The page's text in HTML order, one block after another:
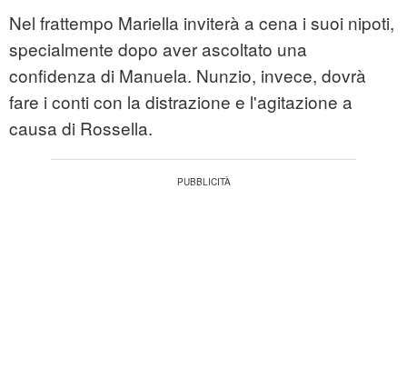
Nel frattempo Mariella inviterà a cena i suoi nipoti,
specialmente dopo aver ascoltato una
confidenza di Manuela. Nunzio, invece, dovrà
fare i conti con la distrazione e l'agitazione a
causa di Rossella.